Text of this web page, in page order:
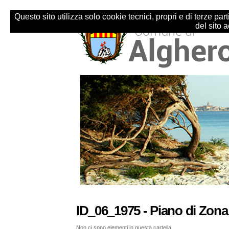
ai
contenuti.
Salta
alla
navigazione
personali
Sezioni
ID_06_1975 - Piano di
Non ci sono elementi in questa cartella.
Questo sito utilizza solo cookie tecnici, propri e di terze
del sito